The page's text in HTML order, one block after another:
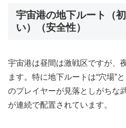
宇宙港の地下ルート（
い）（安全性）
宇宙港は昼間は激戦区ですが、
ます。特に地下ルートは“穴場”
のプレイヤーが見落としがちな
が連続で配置されています。